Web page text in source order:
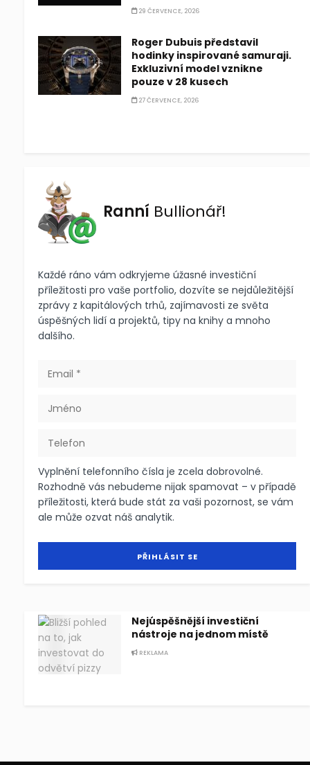
29 ČERVENCE, 2026
Roger Dubuis představil
hodinky inspirované samuraji.
Exkluzivní model vznikne
pouze v 28 kusech
27 ČERVENCE, 2026
Ranní Bullionář!
Každé ráno vám odkryjeme úžasné investiční
příležitosti pro vaše portfolio, dozvíte se nejdůležitější
zprávy z kapitálových trhů, zajímavosti ze světa
úspěšných lidí a projektů, tipy na knihy a mnoho
dalšího.
Vyplnění telefonního čísla je zcela dobrovolné.
Rozhodně vás nebudeme nijak spamovat – v případě
příležitosti, která bude stát za vaši pozornost, se vám
ale může ozvat náš analytik.
Nejúspěšnější investiční
nástroje na jednom místě
REKLAMA